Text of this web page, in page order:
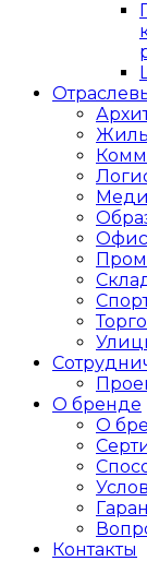
О бренде
О
Контакты